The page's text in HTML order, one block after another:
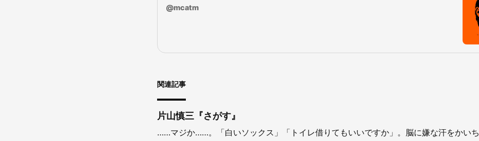
@mcatm
関連記事
片山慎三『さがす』
……マジか……。「白いソックス」「トイレ借りてもいいですか」。脳に嫌な汗をかいち